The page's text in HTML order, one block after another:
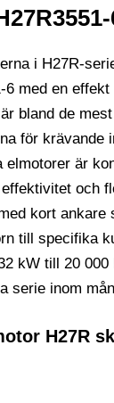
i H27R-
6 med en
bland de
för krävande
elmotorer är
och
kort ankare
till specifika
kW till 20 000
serie inom
H27R